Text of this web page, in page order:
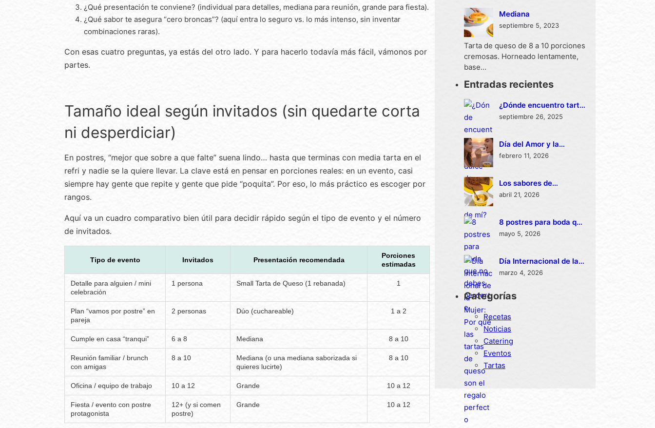
¿Qué presentación te conviene? (individual para detalles, mediana para reunión, grande para fiesta).
¿Qué sabor te asegura “cero broncas”? (aquí entra lo seguro vs. lo más intenso, sin inventar
combinaciones raras).
Con esas cuatro preguntas, ya estás del otro lado. Y para hacerlo todavía más fácil, vámonos por
partes.
Tamaño ideal según invitados (sin quedarte corta
ni desperdiciar)
En postres, “mejor que sobre a que falte” suena lindo… hasta que terminas con media tarta en el
refri y nadie se la quiere llevar. La clave está en pensar en porciones reales: en un evento, casi
siempre hay gente que repite y gente que pide “poquita”. Por eso, lo más práctico es escoger por
rangos.
Aquí va un cuadro comparativo bien útil para decidir rápido según el tipo de evento y el número
de invitados.
Tipo de evento Invitados Presentación recomendada
Porciones
estimadas
Detalle para alguien / mini
celebración
1 persona Small Tarta de Queso (1 rebanada) 1
Plan “vamos por postre” en
pareja
2 personas Dúo (cuchareable) 1 a 2
Cumple en casa “tranqui” 6 a 8 Mediana 8 a 10
Reunión familiar / brunch
con amigas
8 a 10
Mediana (o una mediana saborizada si
quieres lucirte)
8 a 10
Oficina / equipo de trabajo 10 a 12 Grande 10 a 12
Fiesta / evento con postre
protagonista
12+ (y si comen
postre)
Grande 10 a 12
Mediana
septiembre 5, 2023
Tarta de queso de 8 a 10 porciones
cremosas. Horneado lentamente,
base…
Entradas recientes
¿Dónde encuentro tarta
de dulce de leche cerca
septiembre 26, 2025
Día del Amor y la
Amistad y tu tarta dúo
Valentín
febrero 11, 2026
Los sabores de
cheesecake que
abril 21, 2026
8 postres para boda que
no debes perderte
mayo 5, 2026
Día Internacional de la
Mujer: Por qué las
regalo perfecto
marzo 4, 2026
Categorías
Recetas
Noticias
Catering
Eventos
Tartas